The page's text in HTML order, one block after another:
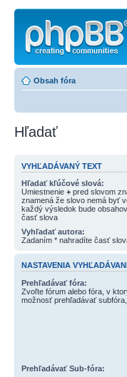
Obsah fóra
Hľadať
VYHĽADÁVANÝ TEXT
Hľadať kľúčové slová:
Umiestnenie + pred slovom
znamená že slovo nemá byť
každý výsledok bude
časť slova
Vyhľadať autora:
Zadaním * nahradíte časť
NASTAVENIA
Prehľadávať fóra:
Zvoľte fórum alebo fóra, v
možnosť prehľadávať
Prehľadávať Sub-fóra: